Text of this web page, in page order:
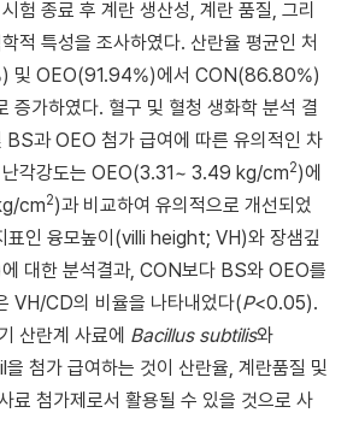
험 종료 후 계란 생산성, 계란 품질, 그리
적 특성을 조사하였다. 산란율 평균인 처
및 OEO(91.94%)에서 CON(86.80%)
증가하였다. 혈구 및 혈청 생화학 분석 결
BS과 OEO 첨가 급여에 따른 유의적인 차
난각강도는 OEO(3.31~ 3.49 kg/cm2)에
cm2)과 비교하여 유의적으로 개선되었
인 융모높이(villi height; VH)와 장샘깊
대한 분석결과, CON보다 BS와 OEO를
VH/CD의 비율을 나타내었다(P<0.05).
산란계 사료에 Bacillus subtilis와
첨가 급여하는 것이 산란율, 계란품질 및
료 첨가제로서 활용될 수 있을 것으로 사